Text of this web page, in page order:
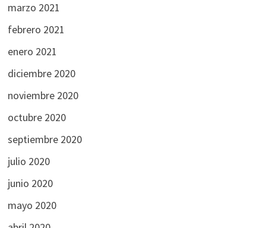
marzo 2021
febrero 2021
enero 2021
diciembre 2020
noviembre 2020
octubre 2020
septiembre 2020
julio 2020
junio 2020
mayo 2020